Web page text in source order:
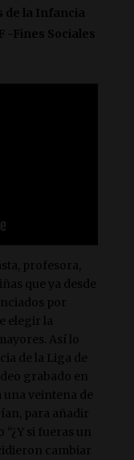
de la Infancia
-Fines Sociales
profesora,
que ya desde
por
elegir la
Así lo
de la Liga de
grabado en
veintena de
para añadir
“¿Y si fueras un
cambiar